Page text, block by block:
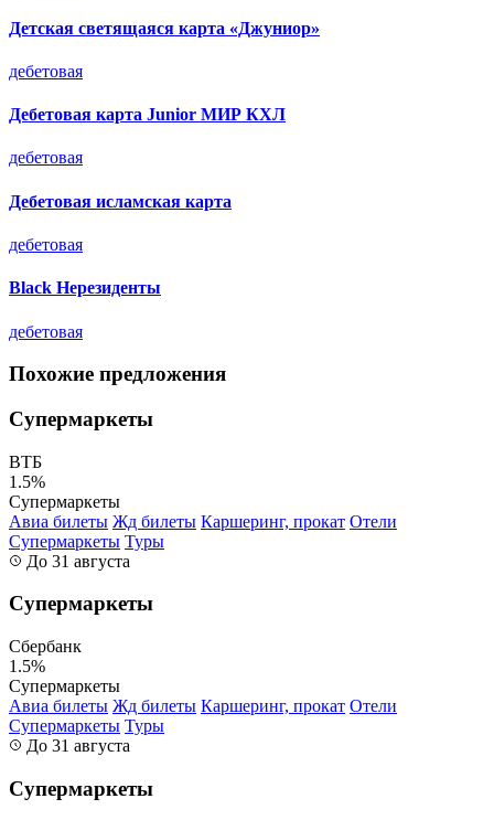
Детская светящаяся карта «Джуниор»
дебетовая
Дебетовая карта Junior МИР КХЛ
дебетовая
Дебетовая исламская карта
дебетовая
Black Нерезиденты
дебетовая
Похожие предложения
Супермаркеты
ВТБ
1.5%
Супермаркеты
Авиа билеты Жд билеты Каршеринг, прокат Отели
Супермаркеты Туры
До 31 августа
Супермаркеты
Сбербанк
1.5%
Супермаркеты
Авиа билеты Жд билеты Каршеринг, прокат Отели
Супермаркеты Туры
До 31 августа
Супермаркеты